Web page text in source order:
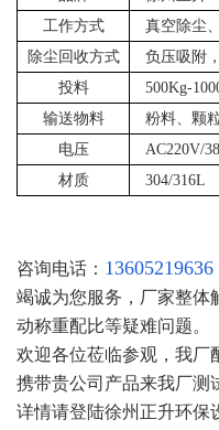
工作方式
真空除尘
除尘回收方式
负压吸附
投料
500Kg-
输送物料
粉料、颗
电压
AC220V/
材质
304/316L
咨询电话：
竭诚为您服务，厂家整体
动称重配比等疑难问题。
欢迎各位莅临参观，我厂
携带贵公司产品来我厂测
详情请登陆徐州正升环保